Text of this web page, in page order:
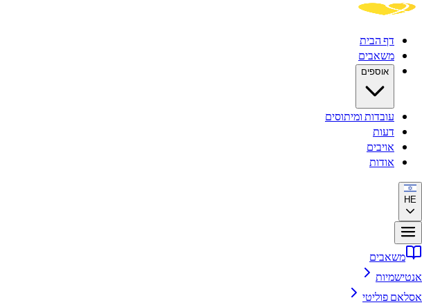
דף הבית
משאבים
אוספים
עובדות ומיתוסים
דעות
אויבים
אודות
HE
משאבים
אנטישמיות
אסלאם פוליטי